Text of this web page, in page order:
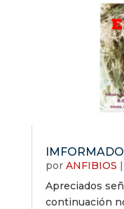
por ANFIBIOS |
Apreciados
continuación